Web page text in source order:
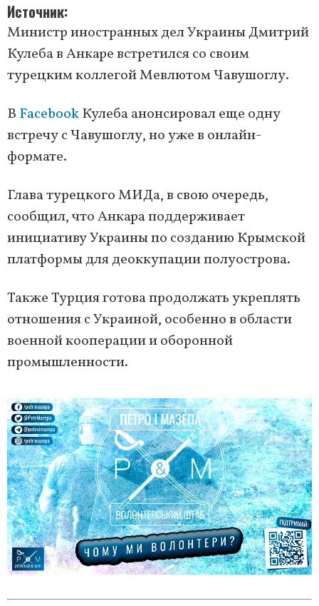
Источник
Министр иностранных дел Украины Дмитрий
Кулеба в Анкаре встретился со своим
турецким коллегой Мевлютом Чавушоглу.
В FacebookКулеба анонсировал еще одну
встречу с Чавушоглу, но уже в онлайн-
формате.
Глава турецкого МИДа, в свою очередь,
сообщил, что Анкара поддерживает
инициативу Украины по созданию Крымской
платформы для деоккупации полуострова.
Также Турция готова продолжать укреплять
отношения с Украиной, особенно в области
военной кооперации и оборонной
промышленности.